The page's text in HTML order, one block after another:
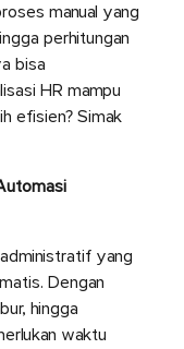
manual yang
perhitungan
bisa
HR mampu
efisien? Simak
yang
Dengan
hingga
waktu